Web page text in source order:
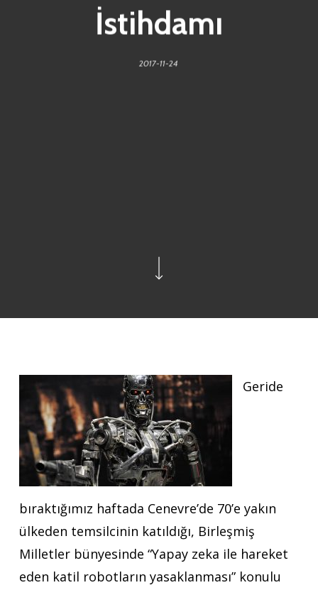
İstihdamı
2017-11-24
Geride
bıraktığımız haftada Cenevre’de 70’e yakın
ülkeden temsilcinin katıldığı, Birleşmiş
Milletler bünyesinde “Yapay zeka ile hareket
eden katil robotların yasaklanması” konulu